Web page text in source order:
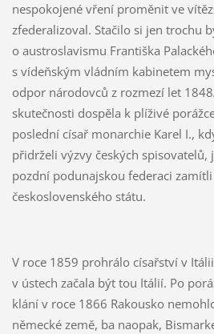
nespokojené vření proměnit ve
zfederalizoval. Stačilo si jen trochu
o austroslavismu Františka
s vídeňským vládním kabinetem
odpor národovců z rozmezí let
skutečnosti dospěla k plíživé
poslední císař monarchie Karel I.,
přidrželi výzvy českých spisovatelů,
pozdní podunajskou federaci
československého státu.
V roce 1859 prohrálo císařství v
v ústech začala být tou Itálií. Po
klání v roce 1866 Rakousko
německé země, ba naopak,